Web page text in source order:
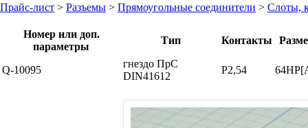
Прайс-лист > Разъемы > Прямоугольные соединители > Слоты,
Номер или доп.
параметры
Тип Контакты
Q-10095
гнездо ПрС
DIN41612
P2,54